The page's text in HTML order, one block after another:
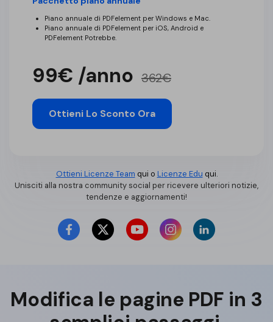
Piano annuale di PDFelement per Windows e Mac.
Piano annuale di PDFelement per iOS, Android e
PDFelement Potrebbe.
99€ /anno 362€
Ottieni Lo Sconto Ora
Ottieni Licenze Team qui o Licenze Edu qui.
Unisciti alla nostra community social per ricevere ulteriori notizie,
tendenze e aggiornamenti!
Modifica le pagine PDF in 3